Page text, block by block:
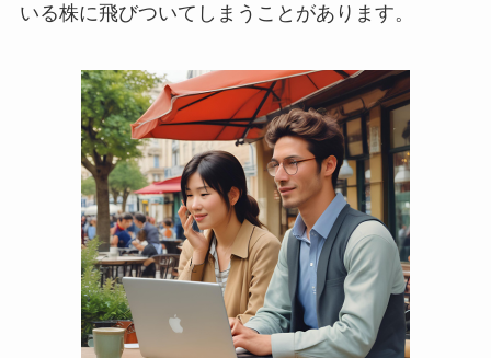
いる株に飛びついてしまうことがあります。